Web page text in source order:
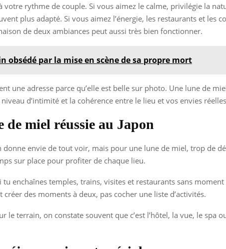
rythme de couple. Si vous aimez le calme, privilégie la
plus adapté. Si vous aimez l’énergie, les restaurants et les
de deux ambiances peut aussi très bien fonctionner.
obsédé par la mise en scène de sa propre mort
une adresse parce qu’elle est belle sur photo. Une lune de
d’intimité et la cohérence entre le lieu et vos envies
miel réussie au Japon
donne envie de tout voir, mais pour une lune de miel, trop de
sur place pour profiter de chaque lieu.
enchaînes temples, trains, visites et restaurants sans
des moments à deux, pas cocher une liste d’activités.
le terrain, on constate souvent que c’est l’hôtel, la vue, le